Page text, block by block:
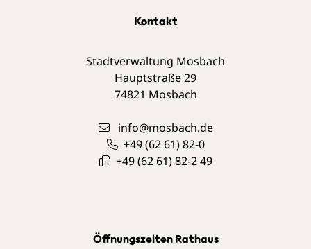
Kontakt
Stadtverwaltung Mosbach
Hauptstraße 29
74821 Mosbach
info@mosbach.de
+49 (62 61) 82-0
+49 (62 61) 82-2 49
Öffnungszeiten Rathaus